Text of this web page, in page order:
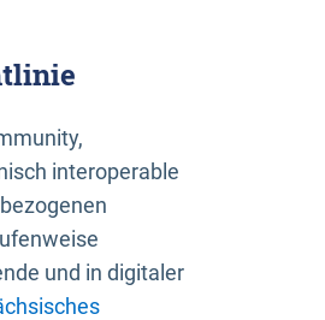
interoperable
und in digitaler